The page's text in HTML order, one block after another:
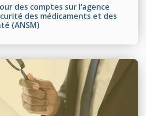
des comptes sur l’agence
des médicaments et des
(ANSM)